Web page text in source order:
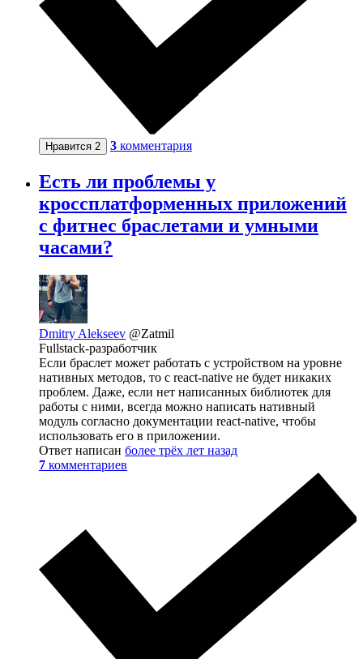
Нравится 2 3 комментария
Есть ли проблемы у
кроссплатформенных приложений
с фитнес браслетами и умными
часами?
Dmitry Alekseev @Zatmil
Fullstack-разработчик
Если браслет может работать с устройством на уровне
нативных методов, то с react-native не будет никаких
проблем. Даже, если нет написанных библиотек для
работы с ними, всегда можно написать нативный
модуль согласно документации react-native, чтобы
использовать его в приложении.
Ответ написан более трёх лет назад
7 комментариев